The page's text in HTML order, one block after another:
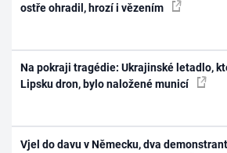
ostře ohradil, hrozí i vězením
Na pokraji tragédie: Ukrajinské letadlo,
Lipsku dron, bylo naložené municí
Vjel do davu v Německu, dva